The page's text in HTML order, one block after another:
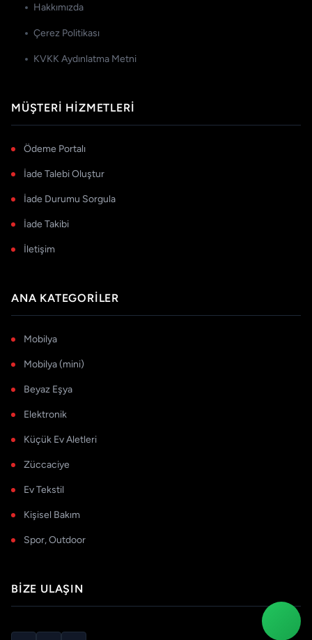
Hakkımızda
Çerez Politikası
KVKK Aydınlatma Metni
MÜŞTERI HIZMETLERI
Ödeme Portalı
İade Talebi Oluştur
İade Durumu Sorgula
İade Takibi
İletişim
ANA KATEGORILER
Mobilya
Mobilya (mini)
Beyaz Eşya
Elektronik
Küçük Ev Aletleri
Züccaciye
Ev Tekstil
Kişisel Bakım
Spor, Outdoor
BIZE ULAŞIN